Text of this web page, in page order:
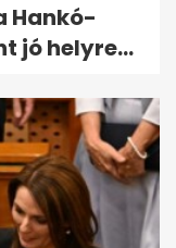
Hankó-
jó helyre...